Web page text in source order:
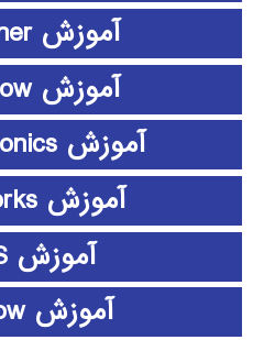
آموزش rapidminer
آموزش ShowFlow
آموزش SimElectronics
آموزش SolidWorks
آموزش SPSS
آموزش stateflow